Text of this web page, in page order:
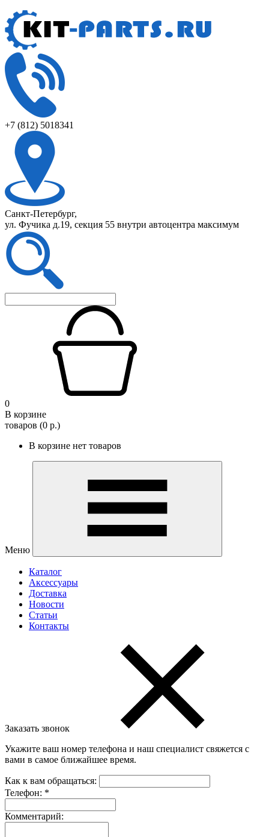
+7 (812) 5018341
Санкт-Петербург,
ул. Фучика д.19, секция 55 внутри автоцентра максимум
0
В корзине
товаров (0 р.)
В корзине нет товаров
Меню
Каталог
Аксессуары
Доставка
Новости
Статьи
Контакты
Заказать звонок
Укажите ваш номер телефона и наш специалист свяжется с
вами в самое ближайшее время.
Как к вам обращаться:
Телефон: *
Комментарий: